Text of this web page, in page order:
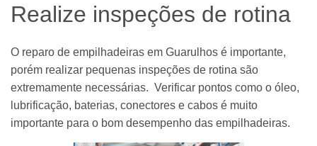
Realize inspeções de rotina
O reparo de empilhadeiras em Guarulhos é importante,
porém realizar pequenas inspeções de rotina são
extremamente necessárias. Verificar pontos como o óleo,
lubrificação, baterias, conectores e cabos é muito
importante para o bom desempenho das empilhadeiras.